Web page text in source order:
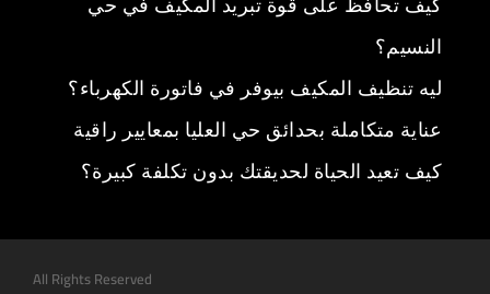
النسيم؟
ليه تنظيف المكيف بيوفر في فاتورة الكهرباء؟
عناية متكاملة بحدائق حي العليا بمعايير راقية
كيف تعيد الحياة لحديقتك بدون تكلفة كبيرة؟
All Rights Reserved